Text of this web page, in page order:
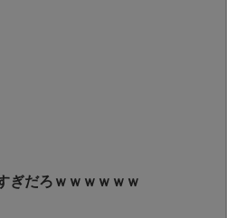
ぎだろｗｗｗｗｗｗ